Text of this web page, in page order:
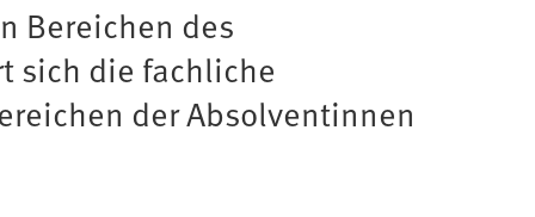
Bereichen des
sich die fachliche
der Absolventinnen